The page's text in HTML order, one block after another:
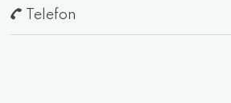
Telefon